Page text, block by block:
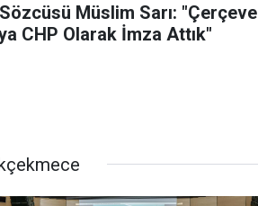
Müslim Sarı: "Çerçeve
CHP Olarak İmza Attık"